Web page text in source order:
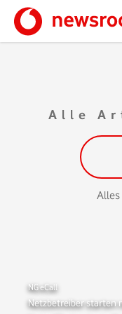
Alle
Alles
NG eCall
Netzbetreiber starten